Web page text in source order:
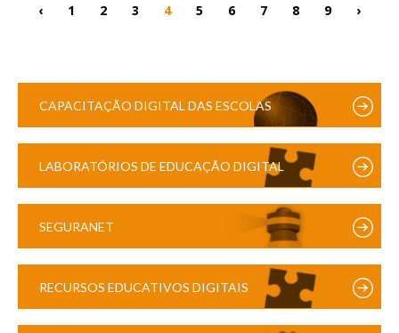
‹ 1 2 3 4 5 6 7 8 9 ›
CAPACITAÇÃO DIGITAL DAS ESCOLAS
LABORATÓRIOS DE EDUCAÇÃO DIGITAL
SEGURANET
RECURSOS EDUCATIVOS DIGITAIS